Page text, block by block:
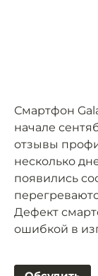
Смартфон
начале
отзывы
несколько
появились
Дефект
ошибкой в